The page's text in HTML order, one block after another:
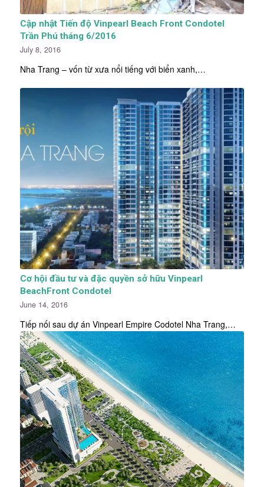
Cập nhật Tiến độ Vinpearl Beach Front Condotel
Trần Phú tháng 6/2016
July 8, 2016
Nha Trang – vốn từ xưa nổi tiếng với biển xanh,…
Cơ hội đầu tư và đặc quyền sở hữu Vinpearl
BeachFront Condotel
June 14, 2016
Tiếp nối sau dự án Vinpearl Empire Codotel Nha Trang,…